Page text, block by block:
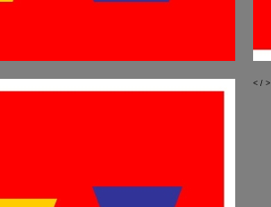
< / >